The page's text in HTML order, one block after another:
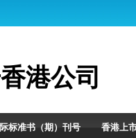
港公司
标准书（期）刊号 香港上